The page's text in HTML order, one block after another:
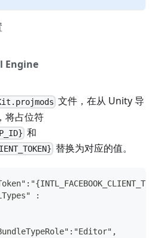
Engine
文件，在从 Unity 导
将占位符
和
替换为对应的值。
: